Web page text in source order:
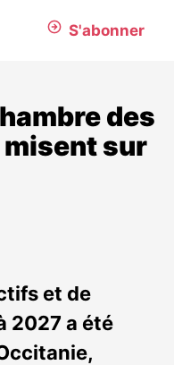
S'abonner
des
misent sur
et de
2027 a été